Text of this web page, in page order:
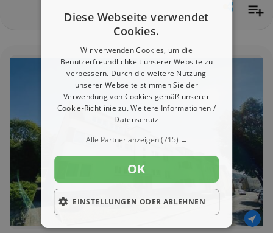
Diese Webseite verwendet
Cookies.
Wir verwenden Cookies, um die
Benutzerfreundlichkeit unserer Website zu
verbessern. Durch die weitere Nutzung
unserer Webseite stimmen Sie der
Verwendung von Cookies gemäß unserer
Cookie-Richtlinie zu.Weitere Informationen /
Datenschutz
Alle Partner anzeigen(715) →
OK
EINSTELLUNGEN ODER ABLEHNEN